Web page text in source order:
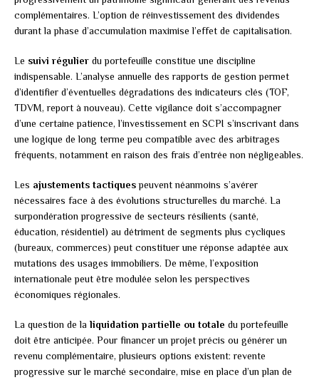
complémentaires. L’option de réinvestissement des dividendes
durant la phase d’accumulation maximise l’effet de capitalisation.
Le suivi régulier du portefeuille constitue une discipline
indispensable. L’analyse annuelle des rapports de gestion permet
d’identifier d’éventuelles dégradations des indicateurs clés (TOF,
TDVM, report à nouveau). Cette vigilance doit s’accompagner
d’une certaine patience, l’investissement en SCPI s’inscrivant dans
une logique de long terme peu compatible avec des arbitrages
fréquents, notamment en raison des frais d’entrée non négligeables.
Les ajustements tactiquespeuvent néanmoins s’avérer
nécessaires face à des évolutions structurelles du marché. La
surpondération progressive de secteurs résilients (santé,
éducation, résidentiel) au détriment de segments plus cycliques
(bureaux, commerces) peut constituer une réponse adaptée aux
mutations des usages immobiliers. De même, l’exposition
internationale peut être modulée selon les perspectives
économiques régionales.
La question de la liquidation partielle ou totale du portefeuille
doit être anticipée. Pour financer un projet précis ou générer un
revenu complémentaire, plusieurs options existent: revente
progressive sur le marché secondaire, mise en place d’un plan de